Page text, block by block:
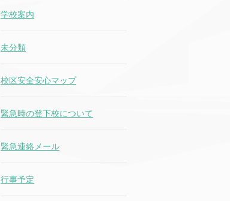
学校案内
未分類
校区安全安心マップ
緊急時の登下校について
緊急連絡メール
行事予定